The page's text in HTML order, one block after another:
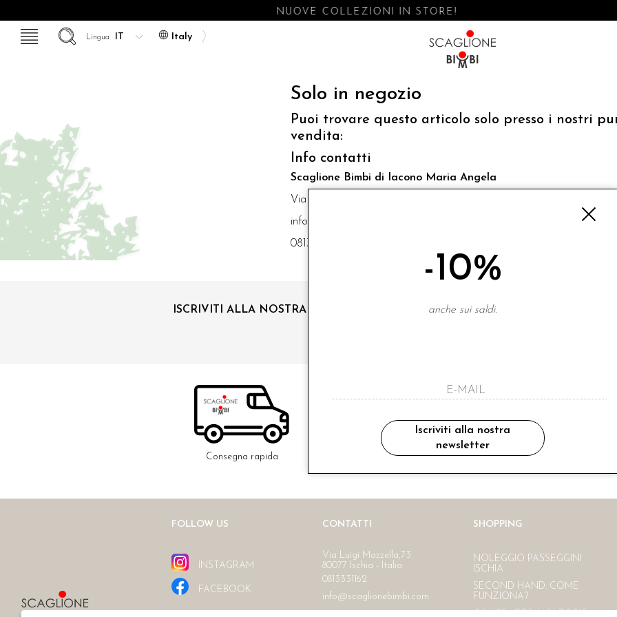
NUOVE COLLEZIONI IN STORE!
Italy
Lingua
Solo in negozio
Puoi trovare questo articolo solo presso i nostri
vendita:
Info contatti
Scaglione Bimbi di Iacono Maria Angela
Via Luigi Mazzella,73 80077 Ischia
info@scaglionebimbi.com
0813331162
ISCRIVITI ALLA NOSTRA NEWSLETTER
ho letto ed accettato le condizioni sulla
Consegna rapida Ritiro in negozio
Consegna gratuita in Italia
FOLLOW US
INSTAGRAM
FACEBOOK
CONTATTI
Via Luigi Mazzella,73
80077 Ischia - Italia
0813331162
info@scaglionebimbi.com
SHOPPING
NOLEGGIO PASSEGGINI
ISCHIA
SECOND HAND. COME
FUNZIONA?
-10%
anche sui saldi.
Iscriviti alla nostra
newsletter